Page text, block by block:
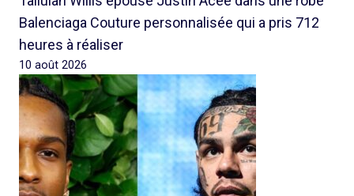
Balenciaga Couture personnalisée qui a pris 712
heures à réaliser
10 août 2026